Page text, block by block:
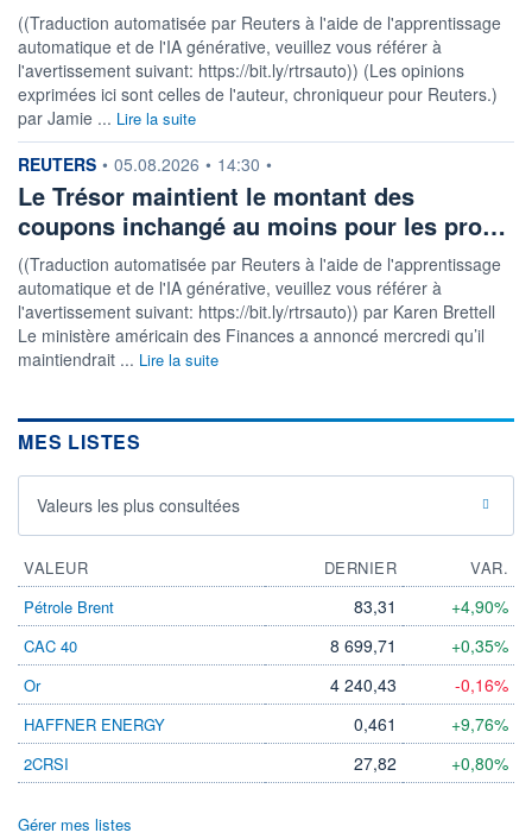
((Traduction automatisée par Reuters à l'aide de l'apprentissage
automatique et de l'IA générative, veuillez vous référer à
l'avertissement suivant: https://bit.ly/rtrsauto)) (Les opinions
exprimées ici sont celles de l'auteur, chroniqueur pour Reuters.)
par Jamie ... Lire la suite
information fournie par
REUTERS • 05.08.2026 • 14:30 •
Le Trésor maintient le montant des
coupons inchangé au moins pour les pro…
((Traduction automatisée par Reuters à l'aide de l'apprentissage
automatique et de l'IA générative, veuillez vous référer à
l'avertissement suivant: https://bit.ly/rtrsauto)) par Karen Brettell
Le ministère américain des Finances a annoncé mercredi qu’il
maintiendrait ... Lire la suite
MES LISTES
Valeurs les plus consultées
VALEUR DERNIER
VAR.
Pétrole Brent
83,31 +4,90%
CAC 40 8 699,71 +0,35%
Or 4 240,43 -0,16%
HAFFNER ENERGY 0,461 +9,76%
2CRSI 27,82 +0,80%
Gérer mes listes